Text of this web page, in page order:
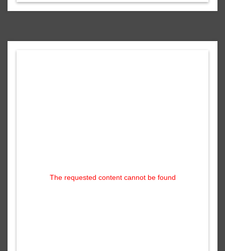
The requested content cannot be found